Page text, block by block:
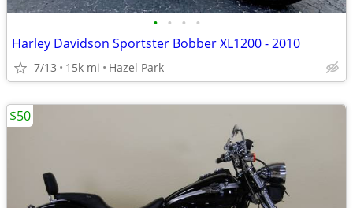
• • • •
Harley Davidson Sportster Bobber XL1200 - 2010
7/13 15k mi Hazel Park
$50